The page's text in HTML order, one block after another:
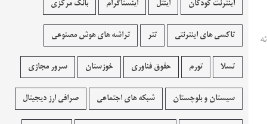
اینترنت کودکان اینتل اینستاگرام بانک مرکزی
تاکسی های اینترنتی تتر تراشه های هوش مصنوعی
تسلا تورم حقوق فناوری خوزستان سرور مجازی
سیستان و بلوچستان شبکه های اجتماعی صرافی ارز دیجیتال